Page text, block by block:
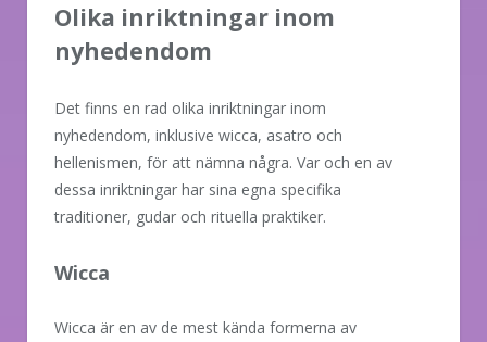
Olika inriktningar inom
nyhedendom
Det finns en rad olika inriktningar inom
nyhedendom, inklusive wicca, asatro och
hellenismen, för att nämna några. Var och en av
dessa inriktningar har sina egna specifika
traditioner, gudar och rituella praktiker.
Wicca
Wicca är en av de mest kända formerna av